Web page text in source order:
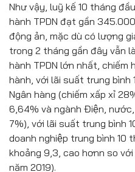
Như vậy, luỹ kế 10 tháng
hành TPDN đạt gần
động ản, mặc dù có lượng
trong 2 tháng gần đây vẫn
hành TPDN lớn nhất, chiếm
hành, với lãi suất trung bình
Ngân hàng (chiếm xấp xỉ
6,64% và ngành Điện,
7%), với lãi suất trung bình
doanh nghiệp trung bình 10
khoảng 9,3, cao hơnn so
năm 2019).